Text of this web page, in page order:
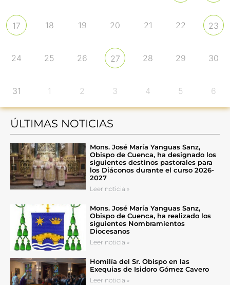
17 18 19 20 21 22 23
24 25 26 27 28 29 30
31 1 2 3 4 5 6
ÚLTIMAS NOTICIAS
Mons. José María Yanguas Sanz,
Obispo de Cuenca, ha designado los
siguientes destinos pastorales para
los Diáconos durante el curso 2026-
2027
Leer noticia »
Mons. José María Yanguas Sanz,
Obispo de Cuenca, ha realizado los
siguientes Nombramientos
Diocesanos
Leer noticia »
Homilía del Sr. Obispo en las
Exequias de Isidoro Gómez Cavero
Leer noticia »